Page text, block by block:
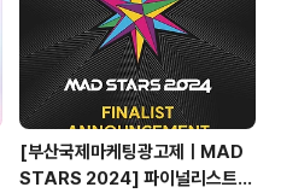
[부산국제마케팅광고제ㅣMAD
STARS 2024] 파이널리스트